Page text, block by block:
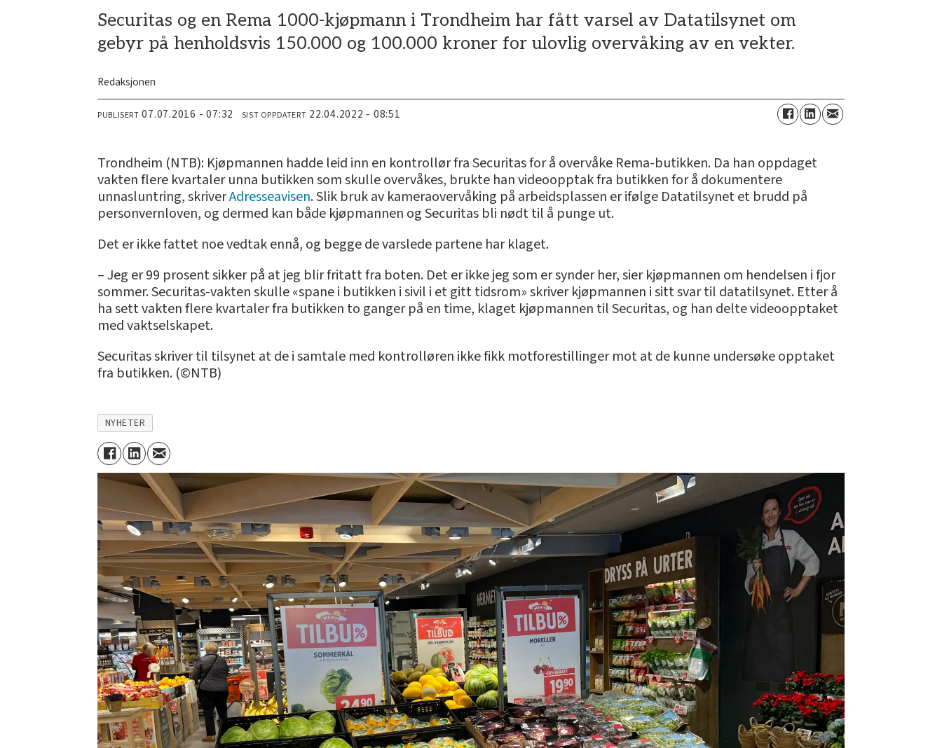
Securitas og en Rema 1000-kjøpmann i Trondheim har fått varsel av Datatilsynet om
gebyr på henholdsvis 150.000 og 100.000 kroner for ulovlig overvåking av en vekter.
Redaksjonen
PUBLISERT 07.07.2016 - 07:32 SIST OPPDATERT 22.04.2022 - 08:51
Trondheim (NTB): Kjøpmannen hadde leid inn en kontrollør fra Securitas for å overvåke Rema-butikken. Da han oppdaget
vakten flere kvartaler unna butikken som skulle overvåkes, brukte han videoopptak fra butikken for å dokumentere
unnasluntring, skriverAdresseavisen. Slik bruk av kameraovervåking på arbeidsplassen er ifølge Datatilsynet et brudd på
personvernloven, og dermed kan både kjøpmannen og Securitas bli nødt til å punge ut.
Det er ikke fattet noe vedtak ennå, og begge de varslede partene har klaget.
– Jeg er 99 prosent sikker på at jeg blir fritatt fra boten. Det er ikke jeg som er synder her, sier kjøpmannen om hendelsen i fjor
sommer. Securitas-vakten skulle «spane i butikken i sivil i et gitt tidsrom» skriver kjøpmannen i sitt svar til datatilsynet. Etter å
ha sett vakten flere kvartaler fra butikken to ganger på en time, klaget kjøpmannen til Securitas, og han delte videoopptaket
med vaktselskapet.
Securitas skriver til tilsynet at de i samtale med kontrolløren ikke fikk motforestillinger mot at de kunne undersøke opptaket
fra butikken. (©NTB)
NYHETER